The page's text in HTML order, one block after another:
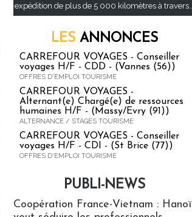
expédition de plus de 5 000 kilomètres à travers...
LES ANNONCES
CARREFOUR VOYAGES - Conseiller
voyages H/F - CDD - (Vannes (56))
OFFRES D'EMPLOI TOURISME
CARREFOUR VOYAGES -
Alternant(e) Chargé(e) de ressources
humaines H/F - (Massy/Evry (91))
ALTERNANCE / STAGES TOURISME
CARREFOUR VOYAGES - Conseiller
voyages H/F - CDI - (St Brice (77))
OFFRES D'EMPLOI TOURISME
PUBLI-NEWS
Coopération France-Vietnam : Hanoï